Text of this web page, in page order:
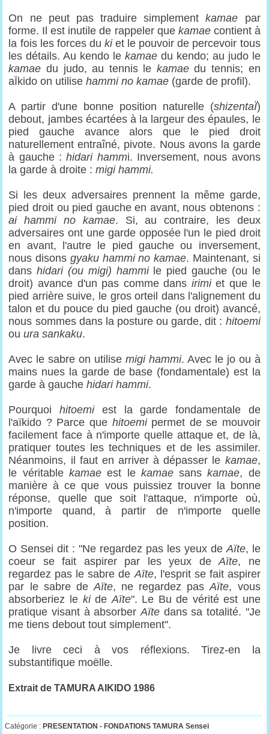
On ne peut pas traduire simplementkamae par
forme. Il est inutile de rappeler que kamaecontient à
la fois les forces du kiet le pouvoir de percevoir tous
les détails. Au kendo le kamae du kendo; au judo le
kamaedu judo, au tennis le kamaedu tennis; en
aÏkido on utilisehammi no kamae (garde de profil).
A partir d'une bonne position naturelle (shizentaÏ)
debout, jambes écartées à la largeur des épaules, le
pied gauche avance alors que le pied droit
naturellement entraîné, pivote. Nous avons la garde
à gauche :hidari hammi. Inversement, nous avons
la garde à droite :migi hammi.
Si les deux adversaires prennent la même garde,
pied droit ou pied gauche en avant, nous obtenons :
ai hammi no kamae. Si, au contraire, les deux
adversaires ont une garde opposée l'un le pied droit
en avant, l'autre le pied gauche ou inversement,
nous disons gyaku hammi no kamae. Maintenant, si
danshidari (ou migi) hammi le pied gauche (ou le
droit) avance d'un pas comme dans irimiet que le
pied arrière suive, le gros orteil dans l'alignement du
talon et du pouce du pied gauche (ou droit) avancé,
nous sommes dans la posture ou garde, dit : hitoemi
ouura sankaku.
Avec le sabre on utilisemigi hammi. Avec le jo ou à
mains nues la garde de base (fondamentale) est la
garde à gauchehidari hammi.
Pourquoihitoemiest la garde fondamentale de
l'aïkido ? Parce que hitoemipermet de se mouvoir
facilement face à n'importe quelle attaque et, de là,
pratiquer toutes les techniques et de les assimiler.
Néanmoins, il faut en arriver à dépasser le kamae,
le véritable kamae est le kamaesanskamae, de
manière à ce que vous puissiez trouver la bonne
réponse, quelle que soit l'attaque, n'importe où,
n'importe quand, à partir de n'importe quelle
position.
O Sensei dit : "Ne regardez pas les yeux deAïte, le
coeur se fait aspirer par les yeux deAïte, ne
regardez pas le sabre deAïte, l'esprit se fait aspirer
par le sabre deAïte, ne regardez pasAïte, vous
absorberiez le kideAïte". Le Bu de vérité est une
pratique visant à absorberAïte dans sa totalité. "Je
me tiens debout tout simplement".
Je livre ceci à vos réflexions. Tirez-en la
substantifique moëlle.
Extrait de TAMURA AIKIDO 1986
Catégorie : PRESENTATION - FONDATIONS TAMURA Sensei